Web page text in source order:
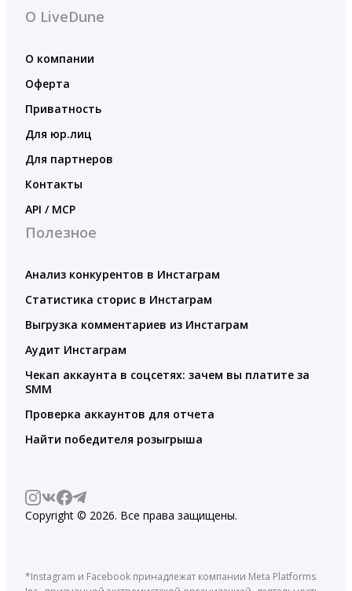
О LiveDune
О компании
Оферта
Приватность
Для юр.лиц
Для партнеров
Контакты
API / MCP
Полезное
Анализ конкурентов в Инстаграм
Статистика сторис в Инстаграм
Выгрузка комментариев из Инстаграм
Аудит Инстаграм
Чекап аккаунта в соцсетях: зачем вы платите за
SMM
Проверка аккаунтов для отчета
Найти победителя розыгрыша
Copyright © 2026. Все права защищены.
*Instagram и Facebook принадлежат компании Meta Platforms